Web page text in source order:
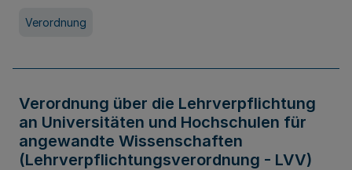
Verordnung
Verordnung über die Lehrverpflichtung
an Universitäten und Hochschulen für
angewandte Wissenschaften
(Lehrverpflichtungsverordnung - LVV)